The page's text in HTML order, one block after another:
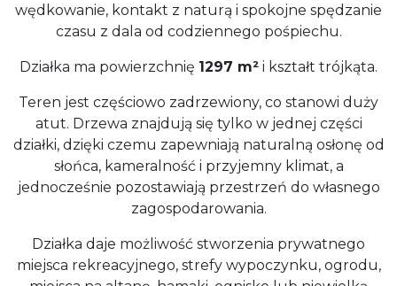
wędkowanie, kontakt z naturą i spokojne spędzanie
czasu z dala od codziennego pośpiechu.
Działka ma powierzchnię 1297 m² i kształt trójkąta.
Teren jest częściowo zadrzewiony, co stanowi duży
atut. Drzewa znajdują się tylko w jednej części
działki, dzięki czemu zapewniają naturalną osłonę od
słońca, kameralność i przyjemny klimat, a
jednocześnie pozostawiają przestrzeń do własnego
zagospodarowania.
Działka daje możliwość stworzenia prywatnego
miejsca rekreacyjnego, strefy wypoczynku, ogrodu,